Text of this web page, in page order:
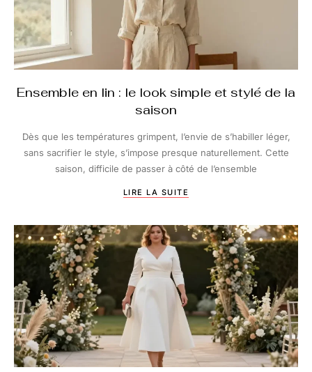
Ensemble en lin : le look simple et stylé de la
saison
Dès que les températures grimpent, l’envie de s’habiller léger,
sans sacrifier le style, s’impose presque naturellement. Cette
saison, difficile de passer à côté de l’ensemble
LIRE LA SUITE